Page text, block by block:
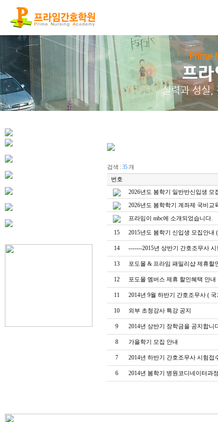
검색 :35개
번호
2026년도 봄학기 일반반신입생 모
2026년도 봄학학기 계좌제 국비교
프라임이 mbc에 소개되었습니다.
15 2015년도 봄학기 신입생 모집안내
14 -------2015년 상반기 간호조무사
13 포도몰 & 프라임 패밀리샵 제휴할
12 포도몰 멤버스 제휴 할인혜택 안내
11 2014년 9월 하반기 간호조무사 (
10 외부 초청강사 특강 공지
9 2014년 상반기 장학금을 공지합니
8 가을학기 모집 안내
7 2014년 하반기 간호조무사 시험접
6 2014년 봄학기 병원코디네이터과